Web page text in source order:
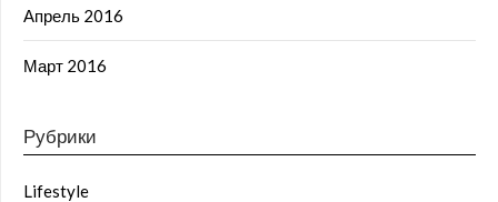
Апрель 2016
Март 2016
Рубрики
Lifestyle